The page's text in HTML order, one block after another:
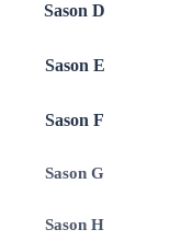
Sason D
Sason E
Sason F
Sason G
Sason H